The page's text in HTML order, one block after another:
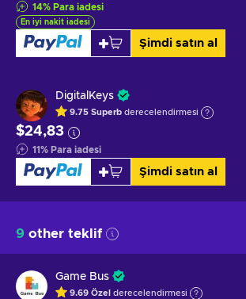
14% Para iadesi
En iyi nakit iadesi
Şimdi satın al
DigitalKeys
9.75 Superb derecelendirmesi
$24,83
11% Para iadesi
Şimdi satın al
9 other teklif
Game Bus
9.69 Özel derecelendirmesi